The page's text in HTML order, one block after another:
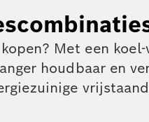
Met een
houdbaar en
en bestel